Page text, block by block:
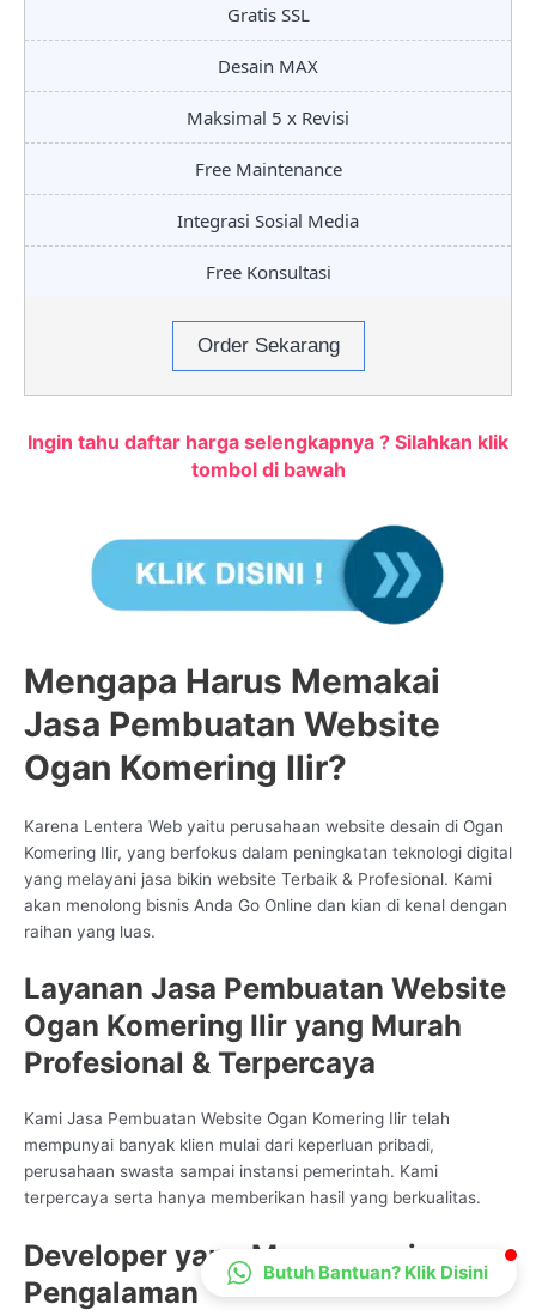
Gratis SSL
Desain MAX
Maksimal 5 x Revisi
Free Maintenance
Integrasi Sosial Media
Free Konsultasi
Order Sekarang
Ingin tahu daftar harga selengkapnya ? Silahkan klik
tombol di bawah
Mengapa Harus Memakai
Jasa Pembuatan Website
Ogan Komering Ilir?
Karena Lentera Web yaitu perusahaan website desain di Ogan
Komering Ilir, yang berfokus dalam peningkatan teknologi digital
yang melayani jasa bikin website Terbaik & Profesional. Kami
akan menolong bisnis Anda Go Online dan kian di kenal dengan
raihan yang luas.
Layanan Jasa Pembuatan Website
Ogan Komering Ilir yang Murah
Profesional & Terpercaya
Kami Jasa Pembuatan Website Ogan Komering Ilir telah
mempunyai banyak klien mulai dari keperluan pribadi,
perusahaan swasta sampai instansi pemerintah. Kami
terpercaya serta hanya memberikan hasil yang berkualitas.
Developer yang Mempunyai
Pengalaman
Online
Butuh Bantuan? Klik Disini